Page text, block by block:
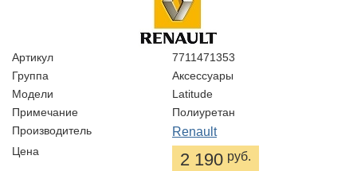
Артикул
7711471353
Группа
Аксессуары
Модели
Latitude
Примечание
Полиуретан
Производитель
Renault
Цена 2 190 руб.